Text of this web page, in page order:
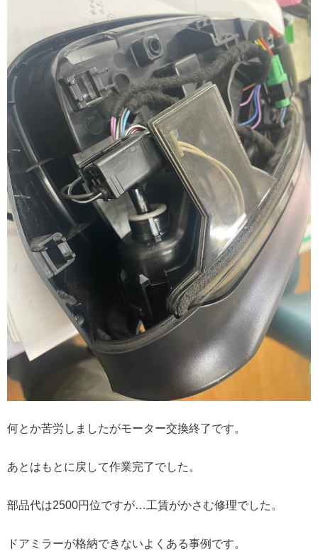
何とか苦労しましたがモーター交換終了です。
あとはもとに戻して作業完了でした。
部品代は2500円位ですが…工賃がかさむ修理でした。
ドアミラーが格納できないよくある事例です。